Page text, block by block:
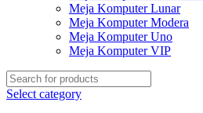
Meja Komputer Lunar
Meja Komputer Modera
Meja Komputer Uno
Meja Komputer VIP
Select category